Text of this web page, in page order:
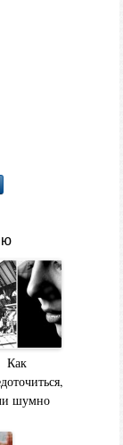
Как
шумно